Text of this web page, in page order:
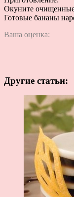
Окуните очищенные
Готовые бананы
Ваша оценка:
Другие статьи: